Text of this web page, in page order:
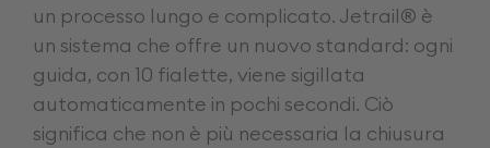
un processo lungo e complicato. Jetrail® è
un sistema che offre un nuovo standard: ogni
guida, con 10 fialette, viene sigillata
automaticamente in pochi secondi. Ciò
significa che non è più necessaria la chiusura